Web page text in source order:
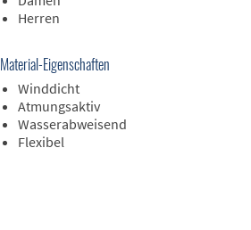
Herren
Material-Eigenschaften
Winddicht
Atmungsaktiv
Wasserabweisend
Flexibel